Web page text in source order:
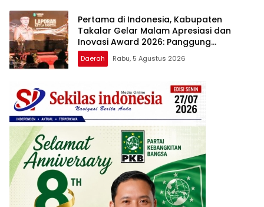
Pertama di Indonesia, Kabupaten
Takalar Gelar Malam Apresiasi dan
Inovasi Award 2026: Panggung
Penghargaan bagi Pelayan Publik
Berprestasi
Daerah Rabu, 5 Agustus 2026